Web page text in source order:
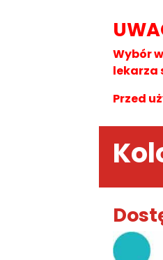
Wybór
lekarza
Przed